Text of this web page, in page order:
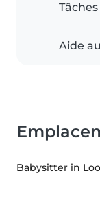
Aide
Babysitter in